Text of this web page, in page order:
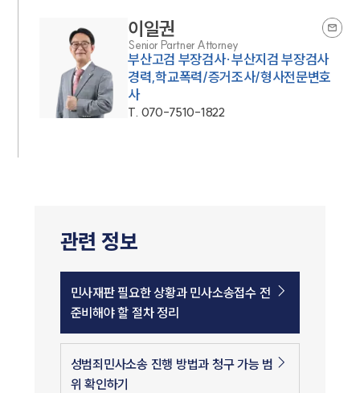
이일권
Senior Partner Attorney
부산고검 부장검사·부산지검 부장검사
경력,학교폭력/증거조사/형사전문변호
사
T. 070-7510-1822
관련 정보
민사재판 필요한 상황과 민사소송접수 전
준비해야 할 절차 정리
성범죄민사소송 진행 방법과 청구 가능 범
위 확인하기